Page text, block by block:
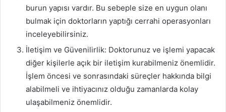
burun yapısı vardır. Bu sebeple size en uygun olanı
bulmak için doktorların yaptığı cerrahi operasyonları
inceleyebilirsiniz.
İletişim ve Güvenilirlik: Doktorunuz ve işlemi yapacak
diğer kişilerle açık bir iletişim kurabilmeniz önemlidir.
İşlem öncesi ve sonrasındaki süreçler hakkında bilgi
alabilmeli ve ihtiyacınız olduğu zamanlarda kolay
ulaşabilmeniz önemlidir.